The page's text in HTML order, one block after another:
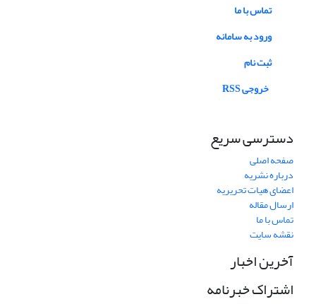
تماس با ما
ورود به سامانه
ثبت نام
خروجی RSS
دسترسی سریع
صفحه اصلی
درباره نشریه
اعضای هیات تحریریه
ارسال مقاله
تماس با ما
نقشه سایت
آخرین اخبار
اشتراک خبرنامه